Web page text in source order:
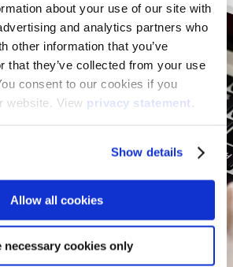
about your use of our site with
and analytics partners who
other information that you’ve
that they’ve collected from your use
consent to our cookies if you
website. View privacy statement.
Show details
Allow all cookies
necessary cookies only